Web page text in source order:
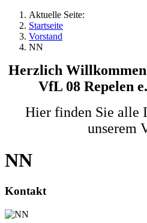
Aktuelle Seite:
Startseite
Vorstand
NN
Herzlich Willkommen
VfL 08 Repelen
Hier finden Sie alle
unserem
NN
Kontakt